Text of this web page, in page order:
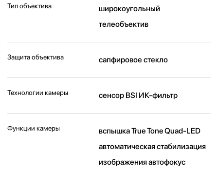
Тип объектива
широкоугольный
телеобъектив
Защита объектива сапфировое стекло
Технологии камеры cенсор BSI ИК-фильтр
Функции камеры
вспышка True Tone Quad-LED
автоматическая стабилизация
изображения автофокус